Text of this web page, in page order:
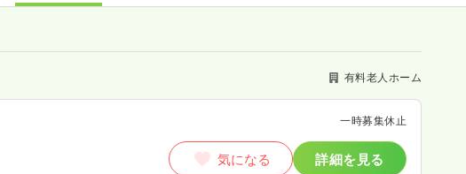
有料老人ホーム
一時募集休止
気になる 詳細を見る